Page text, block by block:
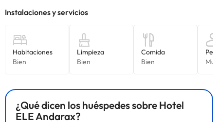
alojamiento. Si tienes dudas, contáctanos.
¿Qué dicen los huéspedes sobre Hotel
ELE Andarax?